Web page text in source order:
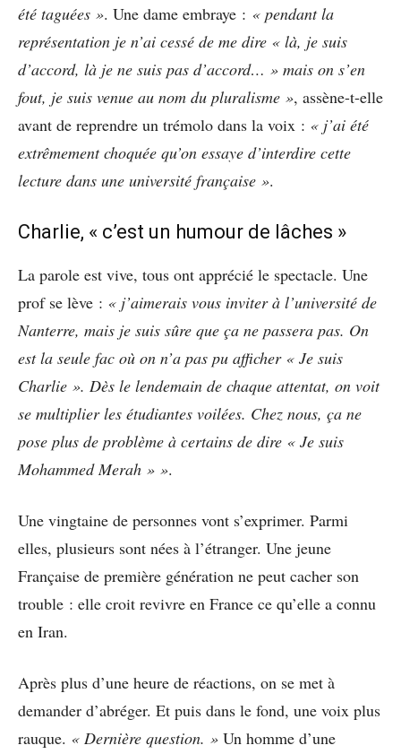
été taguées ». Une dame embraye : « pendant la
représentation je n’ai cessé de me dire « là, je suis
d’accord, là je ne suis pas d’accord… » mais on s’en
fout, je suis venue au nom du pluralisme », assène-t-elle
avant de reprendre un trémolo dans la voix : « j’ai été
extrêmement choquée qu’on essaye d’interdire cette
lecture dans une université française ».
Charlie, « c’est un humour de lâches »
La parole est vive, tous ont apprécié le spectacle. Une
prof se lève : « j’aimerais vous inviter à l’université de
Nanterre, mais je suis sûre que ça ne passera pas. On
est la seule fac où on n’a pas pu afficher « Je suis
Charlie ». Dès le lendemain de chaque attentat, on voit
se multiplier les étudiantes voilées. Chez nous, ça ne
pose plus de problème à certains de dire « Je suis
Mohammed Merah » ».
Une vingtaine de personnes vont s’exprimer. Parmi
elles, plusieurs sont nées à l’étranger. Une jeune
Française de première génération ne peut cacher son
trouble : elle croit revivre en France ce qu’elle a connu
en Iran.
Après plus d’une heure de réactions, on se met à
demander d’abréger. Et puis dans le fond, une voix plus
rauque. « Dernière question. » Un homme d’une